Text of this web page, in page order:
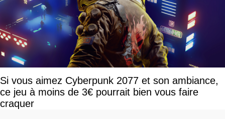
Si vous aimez Cyberpunk 2077 et son ambiance,
ce jeu à moins de 3€ pourrait bien vous faire
craquer